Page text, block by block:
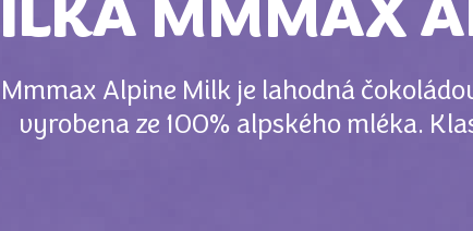
MMMAX
Alpine Milk je lahodná
vyrobena ze 100% alpského mléka.